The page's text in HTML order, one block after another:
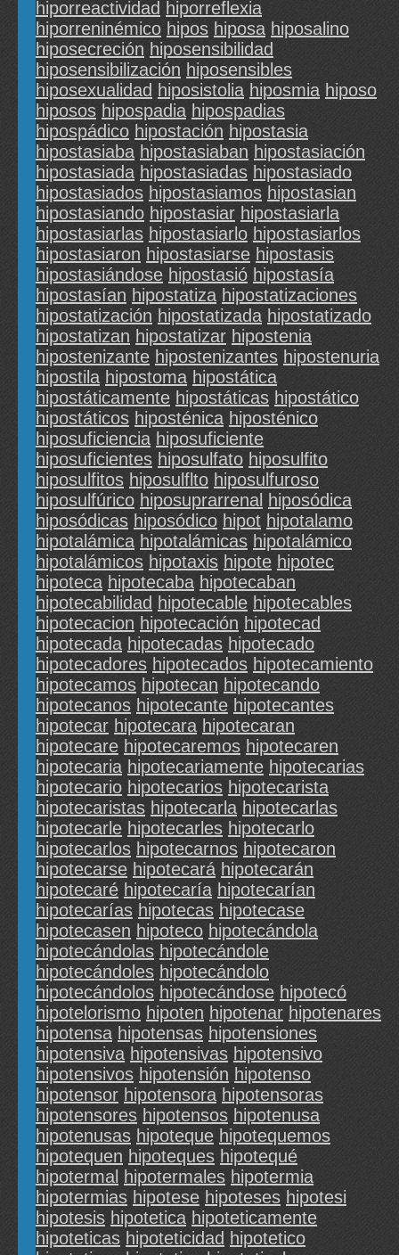
hiporreactividad hiporreflexia
hiporreninémico hipos hiposa hiposalino
hiposecreción hiposensibilidad
hiposensibilización hiposensibles
hiposexualidad hiposistolia hiposmia hiposo
hiposos hipospadia hipospadias
hipospádico hipostación hipostasia
hipostasiaba hipostasiaban hipostasiación
hipostasiada hipostasiadas hipostasiado
hipostasiados hipostasiamos hipostasian
hipostasiando hipostasiar hipostasiarla
hipostasiarlas hipostasiarlo hipostasiarlos
hipostasiaron hipostasiarse hipostasis
hipostasiándose hipostasió hipostasía
hipostasían hipostatiza hipostatizaciones
hipostatización hipostatizada hipostatizado
hipostatizan hipostatizar hipostenia
hipostenizante hipostenizantes hipostenuria
hipostila hipostoma hipostática
hipostáticamente hipostáticas hipostático
hipostáticos hiposténica hiposténico
hiposuficiencia hiposuficiente
hiposuficientes hiposulfato hiposulfito
hiposulfitos hiposulflto hiposulfuroso
hiposulfúrico hiposuprarrenal hiposódica
hiposódicas hiposódico hipot hipotalamo
hipotalámica hipotalámicas hipotalámico
hipotalámicos hipotaxis hipote hipotec
hipoteca hipotecaba hipotecaban
hipotecabilidad hipotecable hipotecables
hipotecacion hipotecación hipotecad
hipotecada hipotecadas hipotecado
hipotecadores hipotecados hipotecamiento
hipotecamos hipotecan hipotecando
hipotecanos hipotecante hipotecantes
hipotecar hipotecara hipotecaran
hipotecare hipotecaremos hipotecaren
hipotecaria hipotecariamente hipotecarias
hipotecario hipotecarios hipotecarista
hipotecaristas hipotecarla hipotecarlas
hipotecarle hipotecarles hipotecarlo
hipotecarlos hipotecarnos hipotecaron
hipotecarse hipotecará hipotecarán
hipotecaré hipotecaría hipotecarían
hipotecarías hipotecas hipotecase
hipotecasen hipoteco hipotecándola
hipotecándolas hipotecándole
hipotecándoles hipotecándolo
hipotecándolos hipotecándose hipotecó
hipotelorismo hipoten hipotenar hipotenares
hipotensa hipotensas hipotensiones
hipotensiva hipotensivas hipotensivo
hipotensivos hipotensión hipotenso
hipotensor hipotensora hipotensoras
hipotensores hipotensos hipotenusa
hipotenusas hipoteque hipotequemos
hipotequen hipoteques hipotequé
hipotermal hipotermales hipotermia
hipotermias hipotese hipoteses hipotesi
hipotesis hipotetica hipoteticamente
hipoteticas hipoteticidad hipotetico